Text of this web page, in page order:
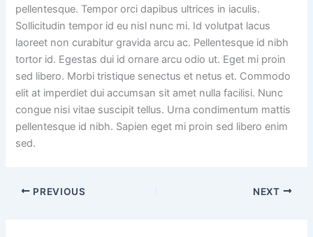
pellentesque. Tempor orci dapibus ultrices in iaculis.
Sollicitudin tempor id eu nisl nunc mi. Id volutpat lacus
laoreet non curabitur gravida arcu ac. Pellentesque id nibh
tortor id. Egestas dui id ornare arcu odio ut. Eget mi proin
sed libero. Morbi tristique senectus et netus et. Commodo
elit at imperdiet dui accumsan sit amet nulla facilisi. Nunc
congue nisi vitae suscipit tellus. Urna condimentum mattis
pellentesque id nibh. Sapien eget mi proin sed libero enim
sed.
PREVIOUS NEXT